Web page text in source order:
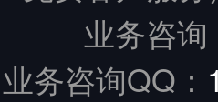
业务咨
业务咨询QQ：